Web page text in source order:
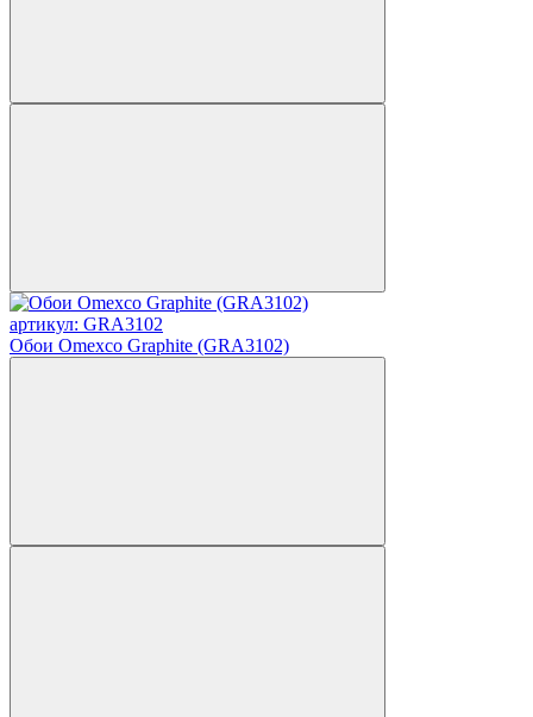
артикул: GRA3102
Обои Omexco Graphite (GRA3102)